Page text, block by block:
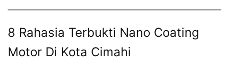
8 Rahasia Terbukti Nano Coating
Motor Di Kota Cimahi